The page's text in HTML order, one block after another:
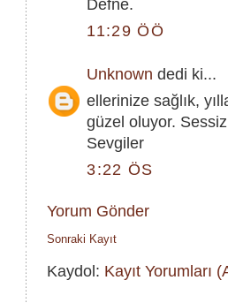
Defne.
11:29 ÖÖ
Unknown dedi ki...
ellerinize sağlık,
güzel oluyor.
Sevgiler
3:22 ÖS
Yorum Gönder
Sonraki Kayıt
Kaydol: Kayıt Yorumları